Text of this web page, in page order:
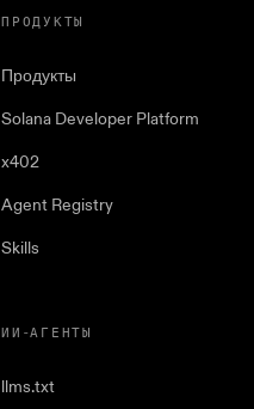
ПРОДУКТЫ
Продукты
Solana Developer Platform
x402
Agent Registry
Skills
ИИ-АГЕНТЫ
llms.txt